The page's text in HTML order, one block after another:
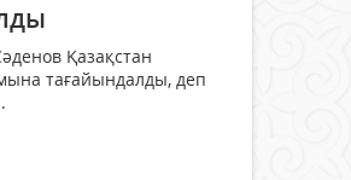
Қазақстан
тағайындалды, деп